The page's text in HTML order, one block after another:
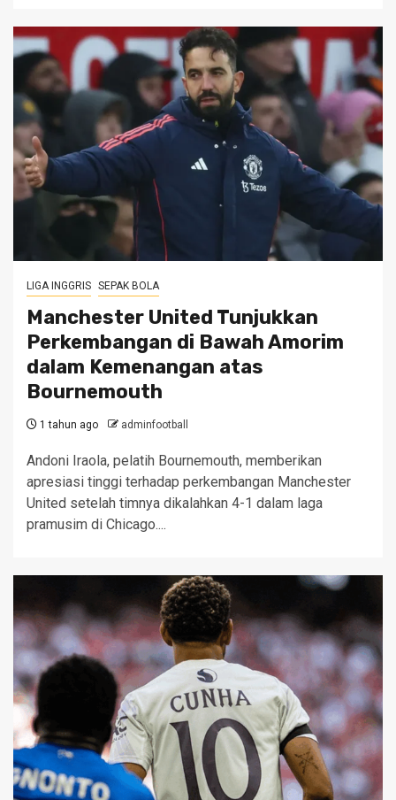
LIGA INGGRIS SEPAK BOLA
Manchester United Tunjukkan
Perkembangan di Bawah Amorim
dalam Kemenangan atas
Bournemouth
1 tahun ago adminfootball
Andoni Iraola, pelatih Bournemouth, memberikan
apresiasi tinggi terhadap perkembangan Manchester
United setelah timnya dikalahkan 4-1 dalam laga
pramusim di Chicago....